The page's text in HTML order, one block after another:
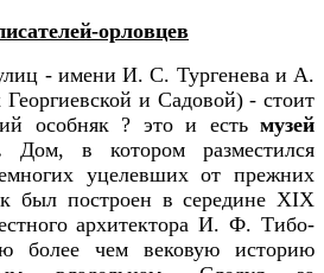
орловцев
- имени И. С. Тургенева и А.
и Садовой) - стоит
особняк ? это и есть музей
Дом, в котором разместился
уцелевших от прежних
был построен в середине XIX
архитектора И. Ф. Тибо-
более чем вековую историю